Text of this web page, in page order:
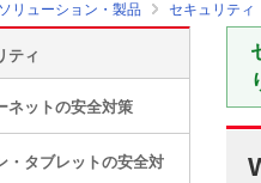
ソリューション・製品 セキュリティ
ティ
ネットの安全対策
・タブレットの安全対